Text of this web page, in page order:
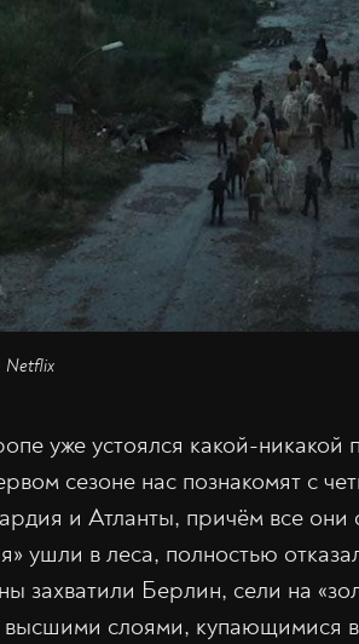
Netflix
уже устоялся какой-
сезоне нас познакомят с
и Атланты, причём все
ушли в леса, полностью
захватили Берлин, сели на
слоями, купающимися